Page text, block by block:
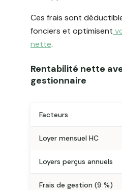
Ces frais sont
fonciers et optimisent
nette.
Rentabilité nette
gestionnaire
Facteurs
Loyer mensuel HC
Loyers perçus annuels
Frais de gestion (9 %)